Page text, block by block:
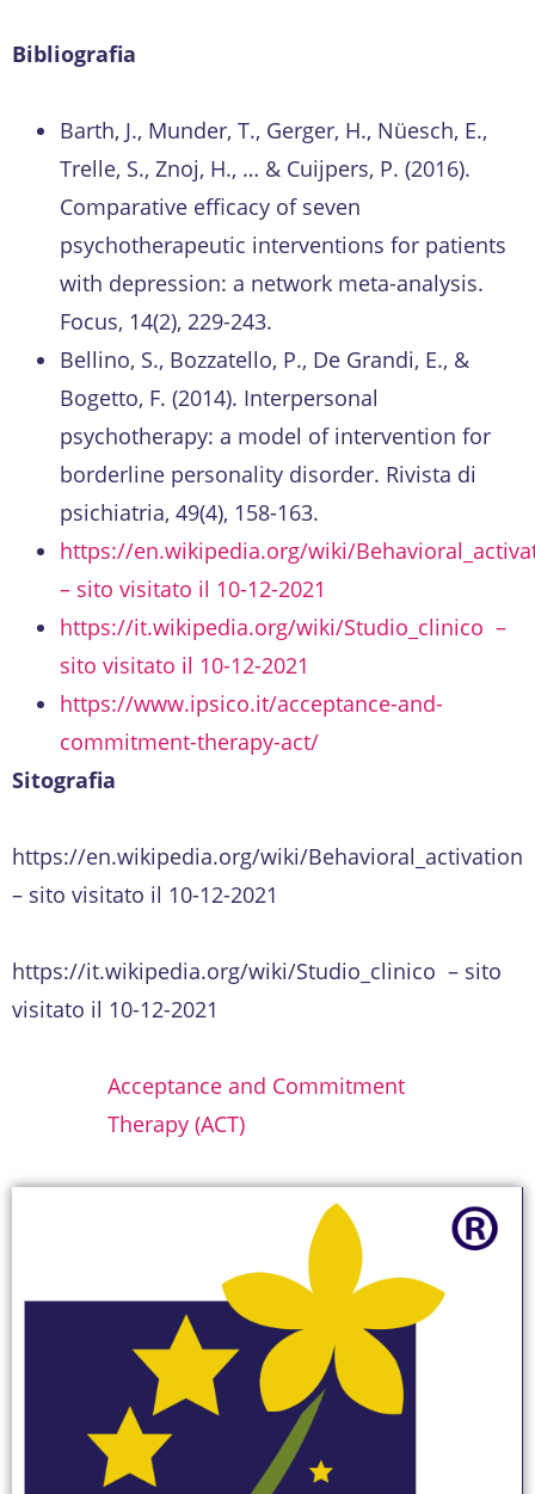
Bibliografia
Barth, J., Munder, T., Gerger, H., Nüesch, E.,
Trelle, S., Znoj, H., … & Cuijpers, P. (2016).
Comparative efficacy of seven
psychotherapeutic interventions for patients
with depression: a network meta-analysis.
Focus, 14(2), 229-243.
Bellino, S., Bozzatello, P., De Grandi, E., &
Bogetto, F. (2014). Interpersonal
psychotherapy: a model of intervention for
borderline personality disorder. Rivista di
psichiatria, 49(4), 158-163.
https://en.wikipedia.org/wiki/
– sito visitato il 10-12-2021
https://it.wikipedia.org/wiki/Studio_clinico –
sito visitato il 10-12-2021
https://www.ipsico.it/acceptance-and-
commitment-therapy-act/
Sitografia
https://en.wikipedia.org/wiki/Behavioral_activation
– sito visitato il 10-12-2021
https://it.wikipedia.org/wiki/Studio_clinico – sito
visitato il 10-12-2021
Acceptance and Commitment
Therapy (ACT)